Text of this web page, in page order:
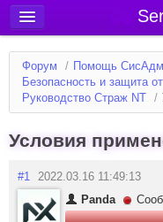
Добавить сервер
Мониторинг серверов
Новости
Блог
Форум
Форум / Помощь
Безопасность и защита
Руководство Страж NT /
Условия
#1 2022.03.16 11:49:13
Panda